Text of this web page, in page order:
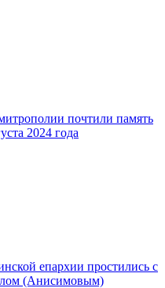
почтили память
2024 года
епархии простились с
(Анисимовым)